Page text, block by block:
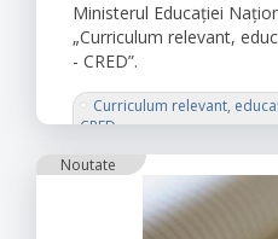
Ministerul Educației
„Curriculum relevant,
- CRED”.
Curriculum relevant,
CRED
Proiect
părăsirea
Ministerul Educației
învățământ primar
Noutate